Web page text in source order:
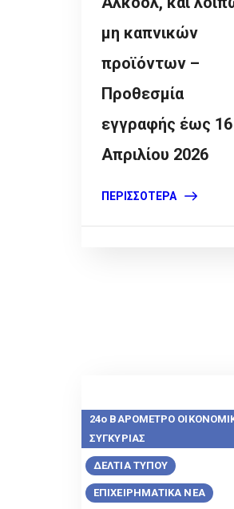
μη καπνικών
προϊόντων –
Προθεσμία
εγγραφής έως 16
Απριλίου 2026
ΠΕΡΙΣΣΌΤΕΡΑ
24ο ΒΑΡΟΜΕΤΡΟ
ΣΥΓΚΥΡΙΑΣ
ΔΕΛΤΙΑ ΤΥΠΟΥ
ΕΠΙΧΕΙΡΗΜΑΤΙΚΑ ΝΕΑ